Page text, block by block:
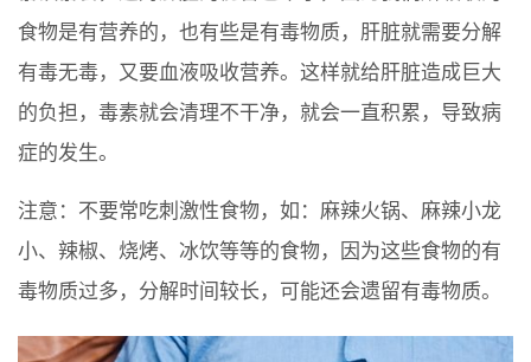
食物是有营养的，也有些是有毒物质，肝脏就需要分解
有毒无毒，又要血液吸收营养。这样就给肝脏造成巨大
的负担，毒素就会清理不干净，就会一直积累，导致病
症的发生。
注意：不要常吃刺激性食物，如：麻辣火锅、麻辣小龙
小、辣椒、烧烤、冰饮等等的食物，因为这些食物的有
毒物质过多，分解时间较长，可能还会遗留有毒物质。